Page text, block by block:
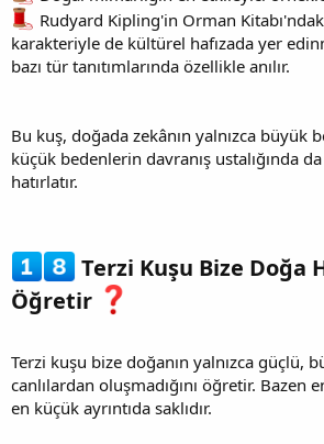
Rudyard Kipling'in Orman
karakteriyle de kültürel hafızada yer
bazı tür tanıtımlarında özellikle anılır.
Bu kuş, doğada zekânın yalnızca büyük
küçük bedenlerin davranış ustalığında
hatırlatır.
Terzi Kuşu Bize Doğa
Öğretir
Terzi kuşu bize doğanın yalnızca güçlü,
canlılardan oluşmadığını öğretir. Bazen
en küçük ayrıntıda saklıdır.